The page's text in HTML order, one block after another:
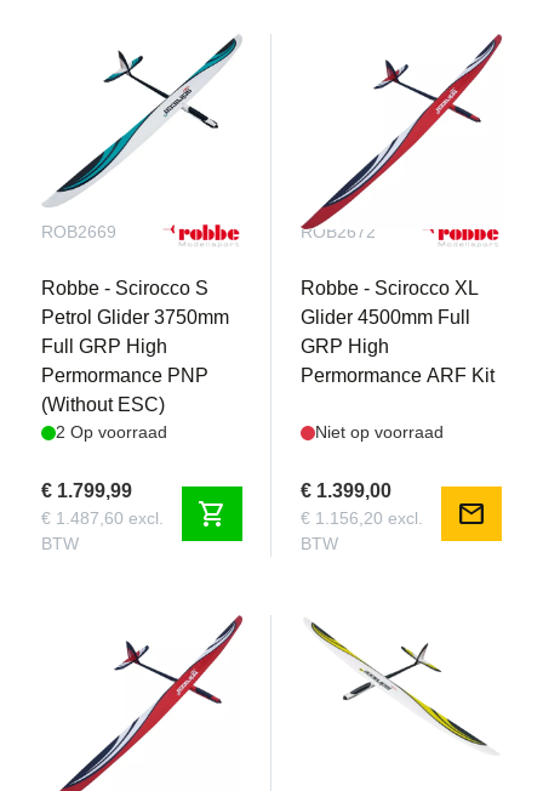
ROB2669
Robbe - Scirocco S
Petrol Glider 3750mm
Full GRP High
Permormance PNP
(Without ESC)
2 Op voorraad
€ 1.799,99
€ 1.487,60 excl.
BTW
shopping_cart
ROB2672
Robbe - Scirocco XL
Glider 4500mm Full
GRP High
Permormance ARF Kit
Niet op voorraad
€ 1.399,00
€ 1.156,20 excl.
BTW
mail